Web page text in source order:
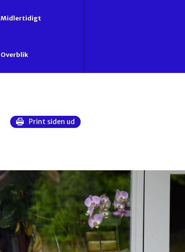
Midlertidigt
Overblik
Print siden ud